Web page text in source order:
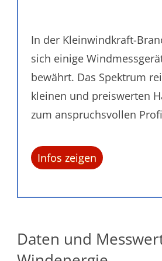
In der Kleinwindkraft-
sich einige
bewährt. Das Spektrum
kleinen und preiswerten
zum anspruchsvollen
Infos zeigen
Daten und